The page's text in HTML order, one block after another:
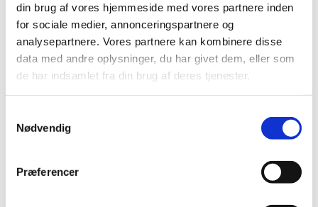
din brug af vores hjemmeside med vores partnere inden
for sociale medier, annonceringspartnere og
analysepartnere. Vores partnere kan kombinere disse
data med andre oplysninger, du har givet dem, eller som
de har indsamlet fra din brug af deres tjenester.
Nødvendig
Præferencer
2016 (167)
2015 (33)
2014 (44)
2010 (7)
juni (1)